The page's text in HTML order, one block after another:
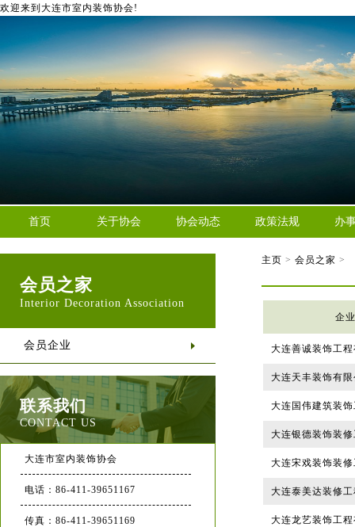
欢迎来到大连市室内装饰协会!
首页 关于协会 协会动态 政策法规 办
会员之家
Interior Decoration Association
会员企业
联系我们
CONTACT US
大连市室内装饰协会
电话：86-411-39651167
传真：86-411-39651169
主页 > 会员之家 >
企
大连善诚装饰工
大连天丰装饰有
大连国伟建筑装
大连银德装饰装
大连宋戏装饰装
大连泰美达装修
大连龙艺装饰工